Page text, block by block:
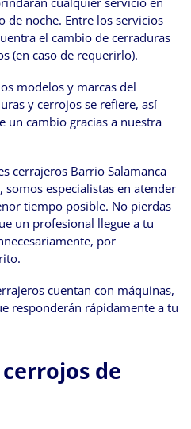
de noche. Entre los servicios
el cambio de cerraduras
(en caso de requerirlo).
modelos y marcas del
y cerrojos se refiere, así
un cambio gracias a nuestra
cerrajeros Barrio Salamanca
especialistas en atender
tiempo posible. No pierdas
un profesional llegue a tu
por
cuentan con máquinas,
responderán rápidamente a tu
de